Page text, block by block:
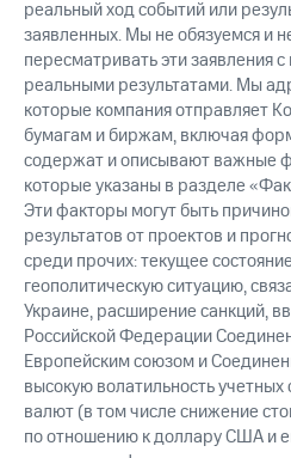
реальный ход событий или
заявленных. Мы не обязуемся и
пересматривать эти заявления
реальными результатами. Мы
которые компания отправляет
бумагам и биржам, включая
содержат и описывают важные
которые указаны в разделе
Эти факторы могут быть
результатов от проектов и
среди прочих: текущее
геополитическую ситуацию,
Украине, расширение санкций,
Российской Федерации
Европейским союзом и
высокую волатильность учетных
валют (в том числе снижение
по отношению к доллару США и